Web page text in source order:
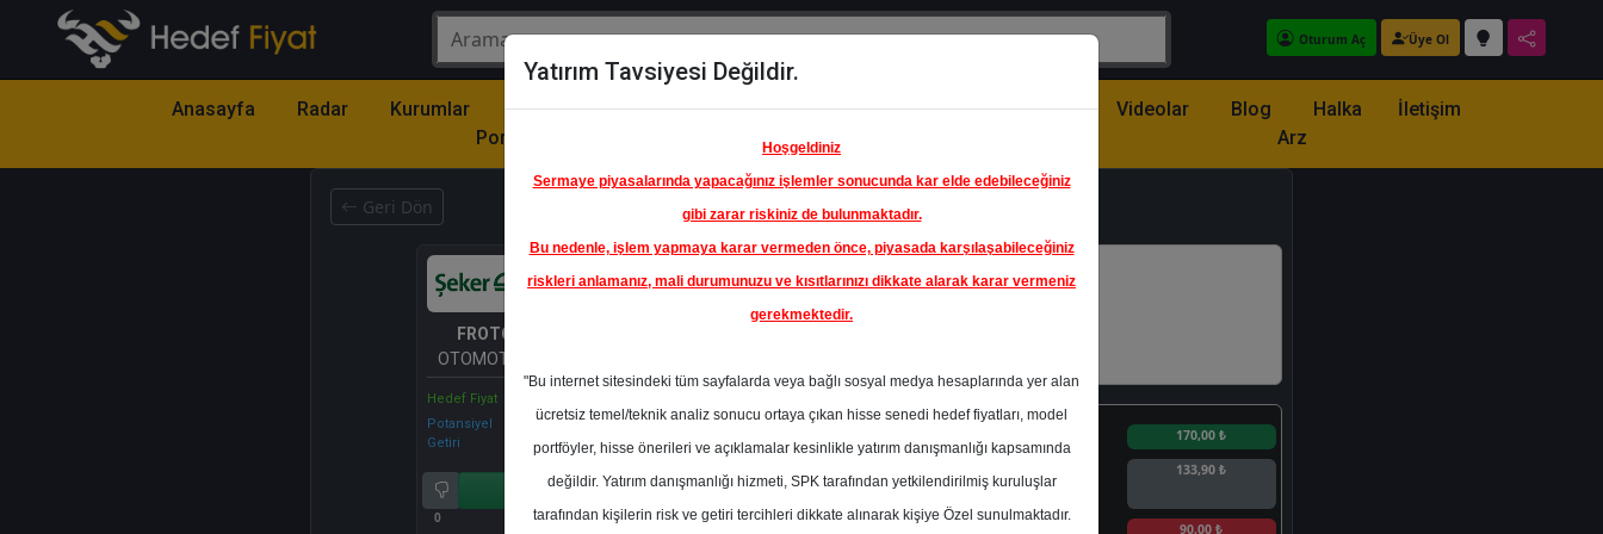
Oturum Aç Üye Ol
Anasayfa Radar Kurumlar
Model
Portföy
Hisse
Öne
Çıkanlar
Raporlar Partnerlerimiz Videolar Blog
Halka
Arz
İletişim
Geri Dön
FROTO
OTOMOTİV SANAYİ
A.Ş.
Hedef Fiyat
Potansiyel
Getiri
%0.00
0 1
En Yüksek Tahmin 170,00 ₺
Ortalama Fiyat
Tahmini
133,90 ₺
90,00 ₺
Yatırım Tavsiyesi Değildir.
Hoşgeldiniz
Sermaye piyasalarında yapacağınız işlemler sonucunda kar elde edebileceğiniz
gibi zarar riskiniz de bulunmaktadır.
Bu nedenle, işlem yapmaya karar vermeden önce, piyasada karşılaşabileceğiniz
riskleri anlamanız, mali durumunuzu ve kısıtlarınızı dikkate alarak karar vermeniz
gerekmektedir.
"Bu internet sitesindeki tüm sayfalarda veya bağlı sosyal medya hesaplarında yer alan
ücretsiz temel/teknik analiz sonucu ortaya çıkan hisse senedi hedef fiyatları, model
portföyler, hisse önerileri ve açıklamalar kesinlikle yatırım danışmanlığı kapsamında
değildir. Yatırım danışmanlığı hizmeti, SPK tarafından yetkilendirilmiş kuruluşlar
tarafından kişilerin risk ve getiri tercihleri dikkate alınarak kişiye Özel sunulmaktadır.